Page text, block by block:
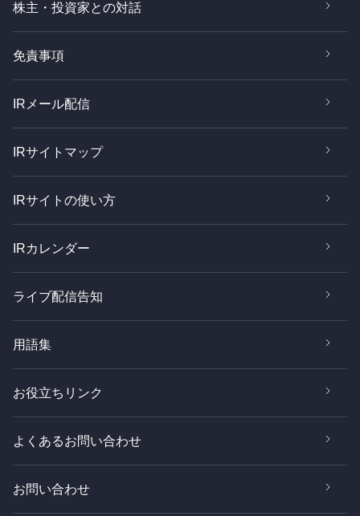
株主・投資家との対話
免責事項
IRメール配信
IRサイトマップ
IRサイトの使い方
IRカレンダー
ライブ配信告知
用語集
お役立ちリンク
よくあるお問い合わせ
お問い合わせ